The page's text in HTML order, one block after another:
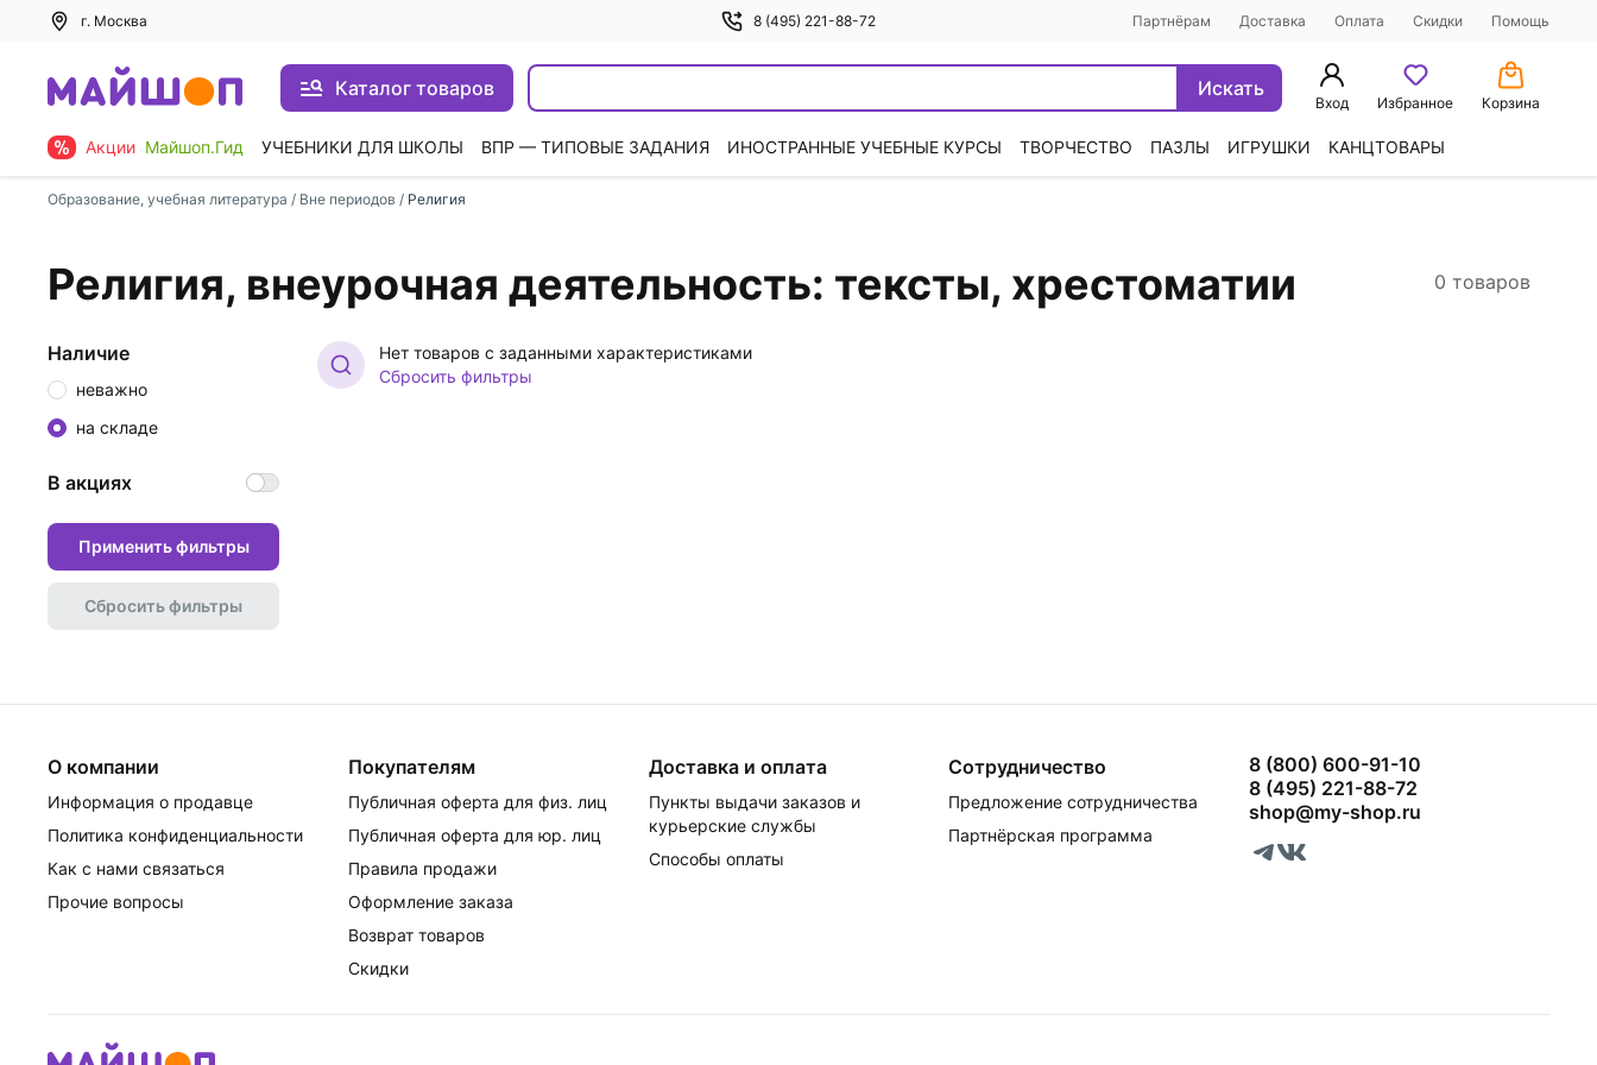
г. Москва 8 (495) 221-88-72 Партнёрам Доставка Оплата Скидки Помощь
Каталог товаров Искать
Вход Избранное Корзина
Акции Майшоп.Гид УЧЕБНИКИ ДЛЯ ШКОЛЫ ВПР — ТИПОВЫЕ ЗАДАНИЯ ИНОСТРАННЫЕ УЧЕБНЫЕ КУРСЫ ТВОРЧЕСТВО ПАЗЛЫ ИГРУШКИ КАНЦТОВАРЫ
Образование, учебная литература / Вне периодов / Религия
Религия, внеурочная деятельность: тексты, хрестоматии 0 товаров
Нет товаров с заданными характеристиками
Сбросить фильтры
Наличие
неважно
на складе
В акциях
Применить фильтры
Сбросить фильтры
О компании
Информация о продавце
Политика конфиденциальности
Как с нами связаться
Прочие вопросы
Покупателям
Публичная оферта для физ. лиц
Публичная оферта для юр. лиц
Правила продажи
Оформление заказа
Возврат товаров
Скидки
Доставка и оплата
Пункты выдачи заказов и
курьерские службы
Способы оплаты
Сотрудничество
Предложение сотрудничества
Партнёрская программа
8 (800) 600-91-10
8 (495) 221-88-72
shop@my-shop.ru